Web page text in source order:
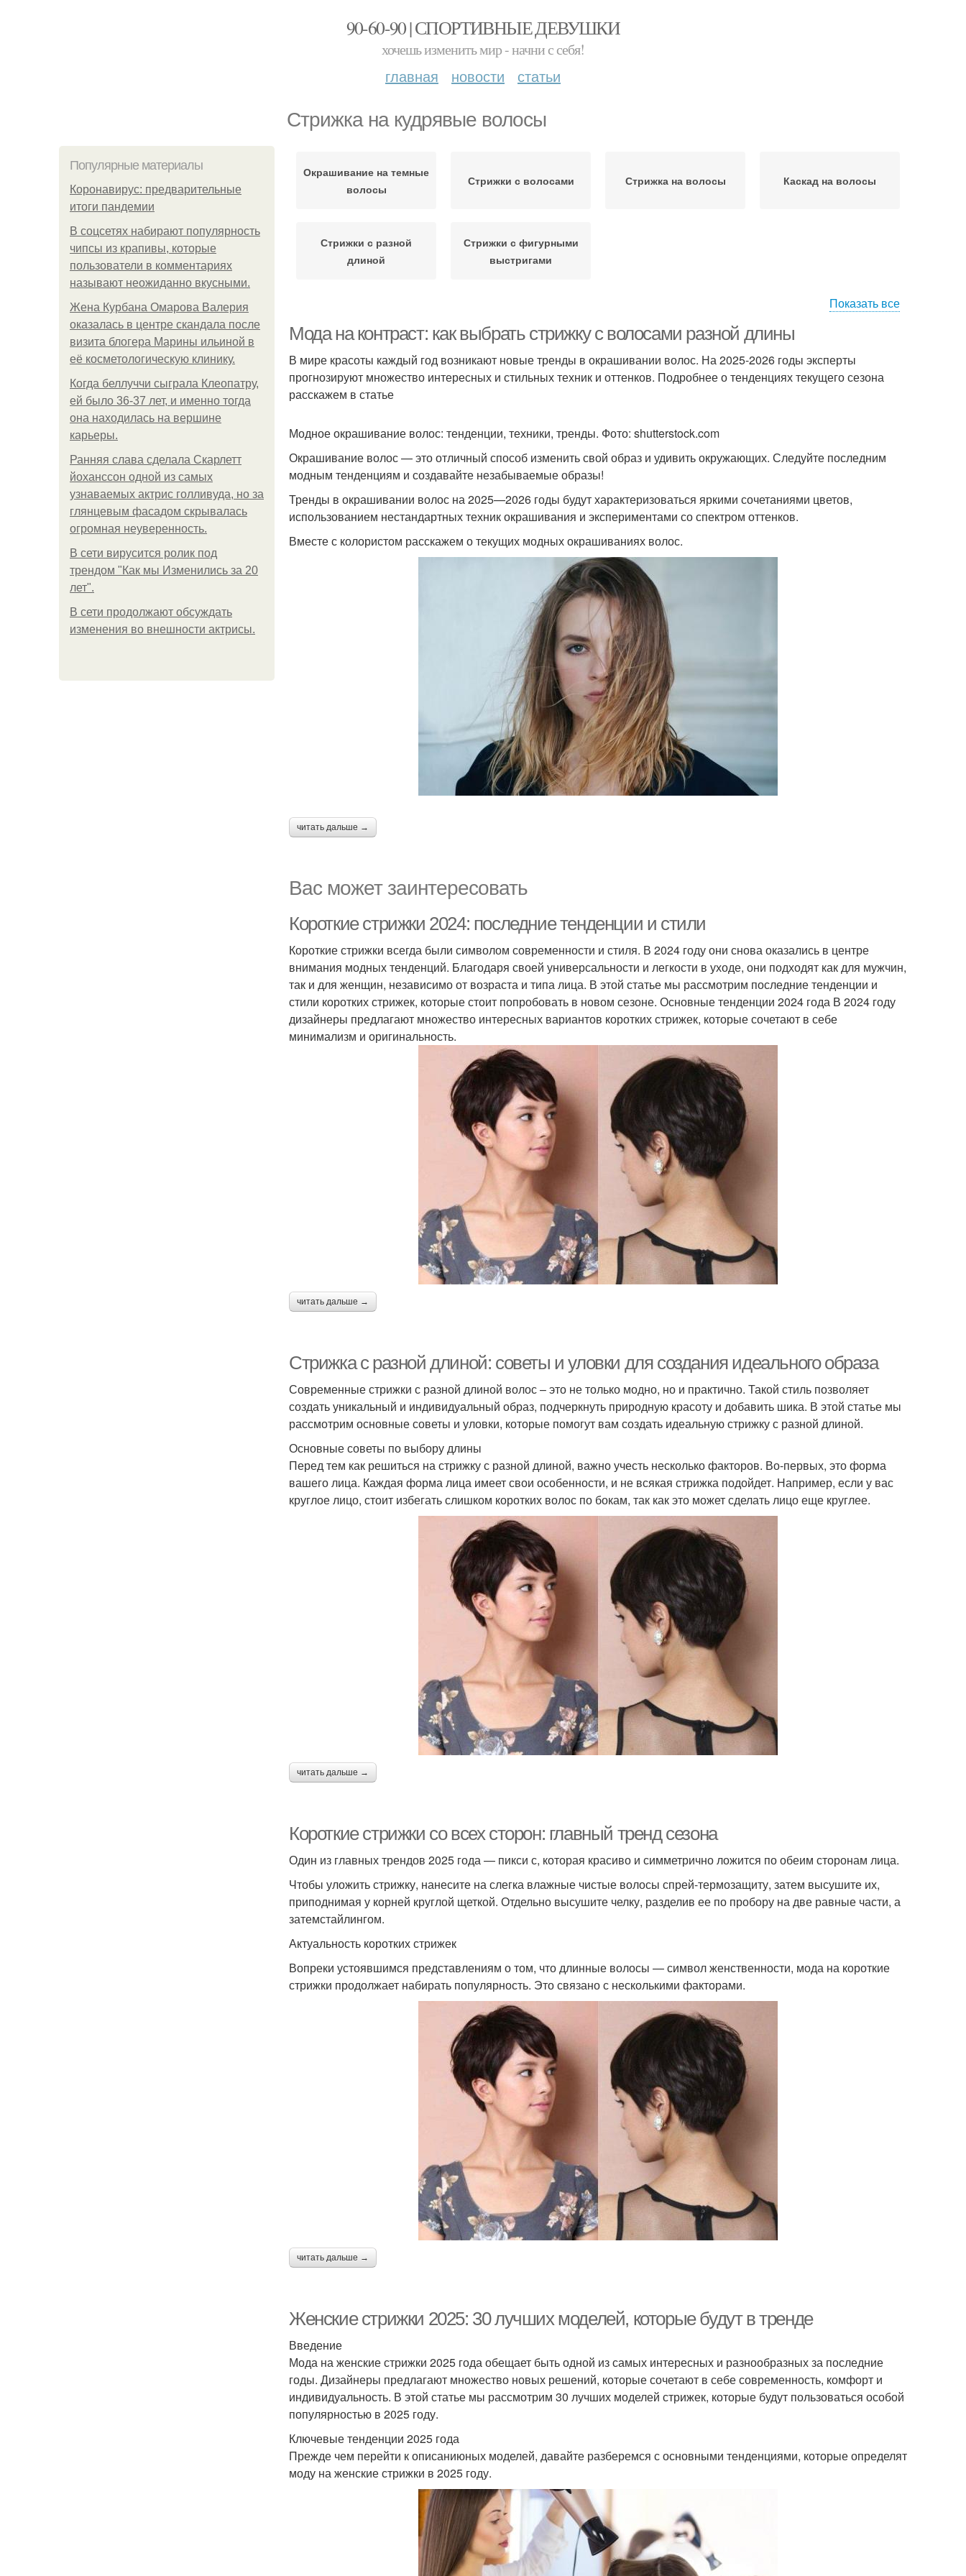
90-60-90 | СПОРТИВНЫЕ ДЕВУШКИ
хочешь изменить мир - начни с себя!
главная новости статьи
Стрижка на кудрявые волосы
Популярные материалы
Коронавирус: предварительные
итоги пандемии
В соцсетях набирают популярность
чипсы из крапивы, которые
пользователи в комментариях
называют неожиданно вкусными.
Жена Курбана Омарова Валерия
оказалась в центре скандала после
визита блогера Марины ильиной в
её косметологическую клинику.
Когда беллуччи сыграла Клеопатру,
ей было 36-37 лет, и именно тогда
она находилась на вершине
карьеры.
Ранняя слава сделала Скарлетт
йоханссон одной из самых
узнаваемых актрис голливуда, но за
глянцевым фасадом скрывалась
огромная неуверенность.
В сети вирусится ролик под
трендом "Как мы Изменились за 20
лет".
В сети продолжают обсуждать
изменения во внешности актрисы.
Окрашивание на темные
волосы
Стрижки с волосами Стрижка на волосы Каскад на волосы
Стрижки с разной
длиной
Стрижки с фигурными
выстригами
Показать все
Мода на контраст: как выбрать стрижку с волосами разной длины
В мире красоты каждый год возникают новые тренды в окрашивании волос. На 2025-2026 годы эксперты
прогнозируют множество интересных и стильных техник и оттенков. Подробнее о тенденциях текущего сезона
расскажем в статье
Модное окрашивание волос: тенденции, техники, тренды. Фото: shutterstock.com
Окрашивание волос — это отличный способ изменить свой образ и удивить окружающих. Следуйте последним
модным тенденциям и создавайте незабываемые образы!
Тренды в окрашивании волос на 2025—2026 годы будут характеризоваться яркими сочетаниями цветов,
использованием нестандартных техник окрашивания и экспериментами со спектром оттенков.
Вместе с колористом расскажем о текущих модных окрашиваниях волос.
читать дальше →
Вас может заинтересовать
Короткие стрижки 2024: последние тенденции и стили
Короткие стрижки всегда были символом современности и стиля. В 2024 году они снова оказались в центре
внимания модных тенденций. Благодаря своей универсальности и легкости в уходе, они подходят как для мужчин,
так и для женщин, независимо от возраста и типа лица. В этой статье мы рассмотрим последние тенденции и
стили коротких стрижек, которые стоит попробовать в новом сезоне. Основные тенденции 2024 года В 2024 году
дизайнеры предлагают множество интересных вариантов коротких стрижек, которые сочетают в себе
минимализм и оригинальность.
читать дальше →
Стрижка с разной длиной: советы и уловки для создания идеального образа
Современные стрижки с разной длиной волос – это не только модно, но и практично. Такой стиль позволяет
создать уникальный и индивидуальный образ, подчеркнуть природную красоту и добавить шика. В этой статье мы
рассмотрим основные советы и уловки, которые помогут вам создать идеальную стрижку с разной длиной.
Основные советы по выбору длины
Перед тем как решиться на стрижку с разной длиной, важно учесть несколько факторов. Во-первых, это форма
вашего лица. Каждая форма лица имеет свои особенности, и не всякая стрижка подойдет. Например, если у вас
круглое лицо, стоит избегать слишком коротких волос по бокам, так как это может сделать лицо еще круглее.
читать дальше →
Короткие стрижки со всех сторон: главный тренд сезона
Один из главных трендов 2025 года — пикси с, которая красиво и симметрично ложится по обеим сторонам лица.
Чтобы уложить стрижку, нанесите на слегка влажные чистые волосы спрей-термозащиту, затем высушите их,
приподнимая у корней круглой щеткой. Отдельно высушите челку, разделив ее по пробору на две равные части, а
затемстайлингом.
Актуальность коротких стрижек
Вопреки устоявшимся представлениям о том, что длинные волосы — символ женственности, мода на короткие
стрижки продолжает набирать популярность. Это связано с несколькими факторами.
читать дальше →
Женские стрижки 2025: 30 лучших моделей, которые будут в тренде
Введение
Мода на женские стрижки 2025 года обещает быть одной из самых интересных и разнообразных за последние
годы. Дизайнеры предлагают множество новых решений, которые сочетают в себе современность, комфорт и
индивидуальность. В этой статье мы рассмотрим 30 лучших моделей стрижек, которые будут пользоваться особой
популярностью в 2025 году.
Ключевые тенденции 2025 года
Прежде чем перейти к описаниюных моделей, давайте разберемся с основными тенденциями, которые определят
моду на женские стрижки в 2025 году.